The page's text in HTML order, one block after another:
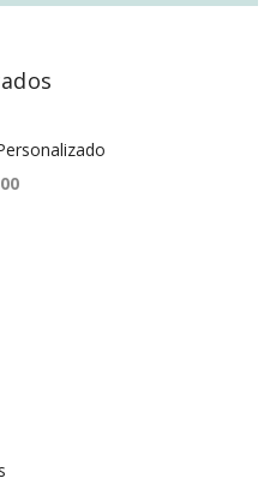
Rango de precios: desde